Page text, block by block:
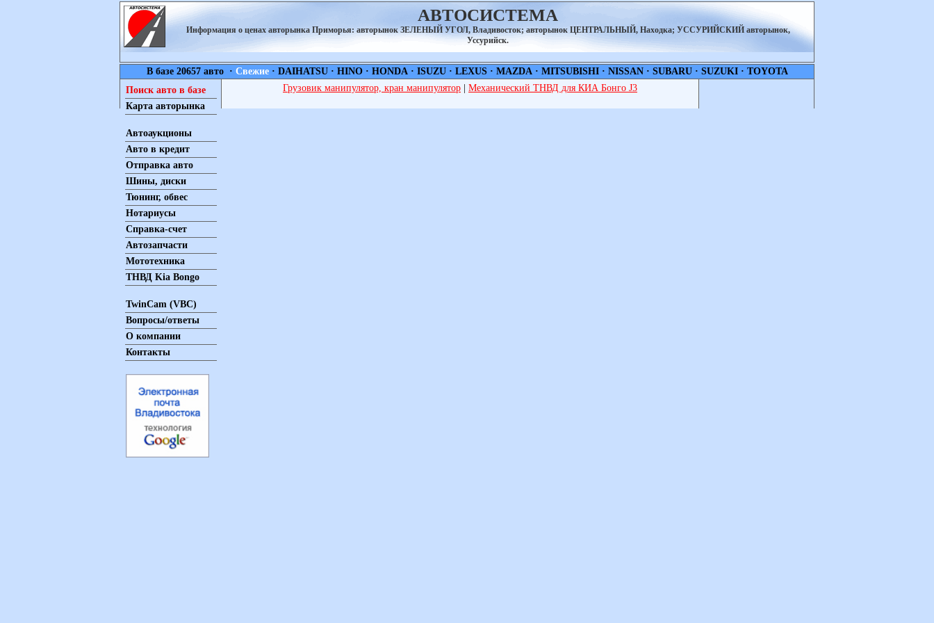
АВТОСИСТЕМА
Информация о ценах авторынка Приморья: авторынок ЗЕЛЕНЫЙ УГОЛ, Владивосток; авторынок ЦЕНТРАЛЬНЫЙ, Находка; УССУРИЙСКИЙ авторынок,
Уссурийск.
В базе 20657 авто · Свежие· DAIHATSU· HINO· HONDA· ISUZU· LEXUS· MAZDA· MITSUBISHI· NISSAN· SUBARU· SUZUKI· TOYOTA
Поиск авто в базе
Карта авторынка
Автоаукционы
Авто в кредит
Отправка авто
Шины, диски
Тюнинг, обвес
Нотариусы
Справка-счет
Автозапчасти
Мототехника
ТНВД Kia Bongo
TwinCam (VBC)
Вопросы/ответы
О компании
Контакты
Грузовик манипулятор, кран манипулятор Механический ТНВД для КИА Бонго J3